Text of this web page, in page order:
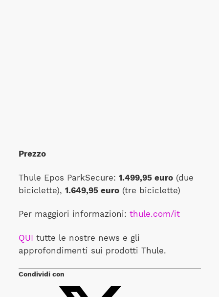
Prezzo
Thule Epos ParkSecure: 1.499,95 euro(due
biciclette), 1.649,95 euro(tre biciclette)
Per maggiori informazioni: thule.com/it
QUI tutte le nostre news e gli
approfondimenti sui prodotti Thule.
Condividi con